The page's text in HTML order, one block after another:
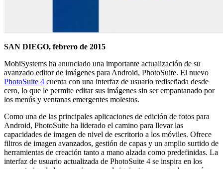
SAN DIEGO, febrero de 2015
MobiSystems ha anunciado una importante actualización de su
avanzado editor de imágenes para Android, PhotoSuite. El nuevo
PhotoSuite 4 cuenta con una interfaz de usuario rediseñada desde
cero, lo que le permite editar sus imágenes sin ser empantanado por
los menús y ventanas emergentes molestos.
Como una de las principales aplicaciones de edición de fotos para
Android, PhotoSuite ha liderado el camino para llevar las
capacidades de imagen de nivel de escritorio a los móviles. Ofrece
filtros de imagen avanzados, gestión de capas y un amplio surtido de
herramientas de creación tanto a mano alzada como predefinidas. La
interfaz de usuario actualizada de PhotoSuite 4 se inspira en los